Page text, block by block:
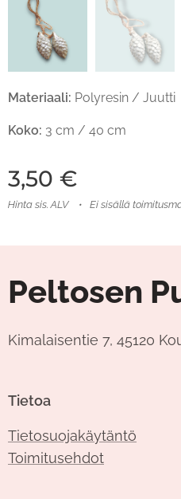
Materiaali: Polyresin / Juutti
Koko: 3 cm / 40 cm
3,50 €
Hinta sis. ALV Ei sisällä
Peltosen
Kimalaisentie 7, 45120
Tietoa
Tietosuojakäytäntö
Toimitusehdot